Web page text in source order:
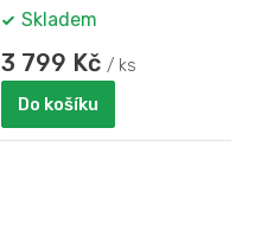
Skladem
3 799 Kč / ks
Do košíku